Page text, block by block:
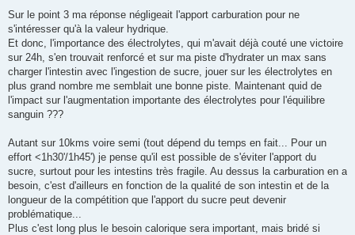
Sur le point 3 ma réponse négligeait l'apport carburation pour ne
s'intéresser qu'à la valeur hydrique.
Et donc, l'importance des électrolytes, qui m'avait déjà couté une victoire
sur 24h, s'en trouvait renforcé et sur ma piste d'hydrater un max sans
charger l'intestin avec l'ingestion de sucre, jouer sur les électrolytes en
plus grand nombre me semblait une bonne piste. Maintenant quid de
l'impact sur l'augmentation importante des électrolytes pour l'équilibre
sanguin ???
Autant sur 10kms voire semi (tout dépend du temps en fait... Pour un
effort <1h30'/1h45') je pense qu'il est possible de s'éviter l'apport du
sucre, surtout pour les intestins très fragile. Au dessus la carburation en a
besoin, c'est d'ailleurs en fonction de la qualité de son intestin et de la
longueur de la compétition que l'apport du sucre peut devenir
problématique...
Plus c'est long plus le besoin calorique sera important, mais bridé si